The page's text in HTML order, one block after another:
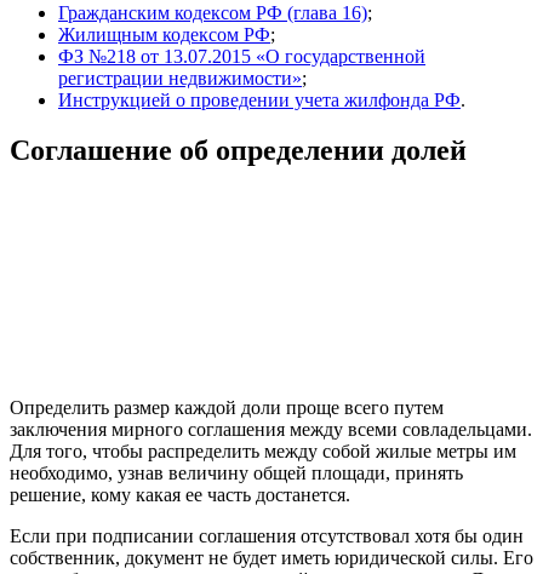
Гражданским кодексом РФ (глава 16);
Жилищным кодексом РФ;
ФЗ №218 от 13.07.2015 «О государственной
регистрации недвижимости»;
Инструкцией о проведении учета жилфонда РФ.
Соглашение об определении долей
Определить размер каждой доли проще всего путем
заключения мирного соглашения между всеми совладельцами.
Для того, чтобы распределить между собой жилые метры им
необходимо, узнав величину общей площади, принять
решение, кому какая ее часть достанется.
Если при подписании соглашения отсутствовал хотя бы один
собственник, документ не будет иметь юридической силы. Его